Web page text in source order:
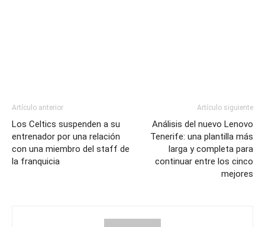
Artículo anterior
Los Celtics suspenden a su
entrenador por una relación
con una miembro del staff de
la franquicia
Artículo siguiente
Análisis del nuevo Lenovo
Tenerife: una plantilla más
larga y completa para
continuar entre los cinco
mejores